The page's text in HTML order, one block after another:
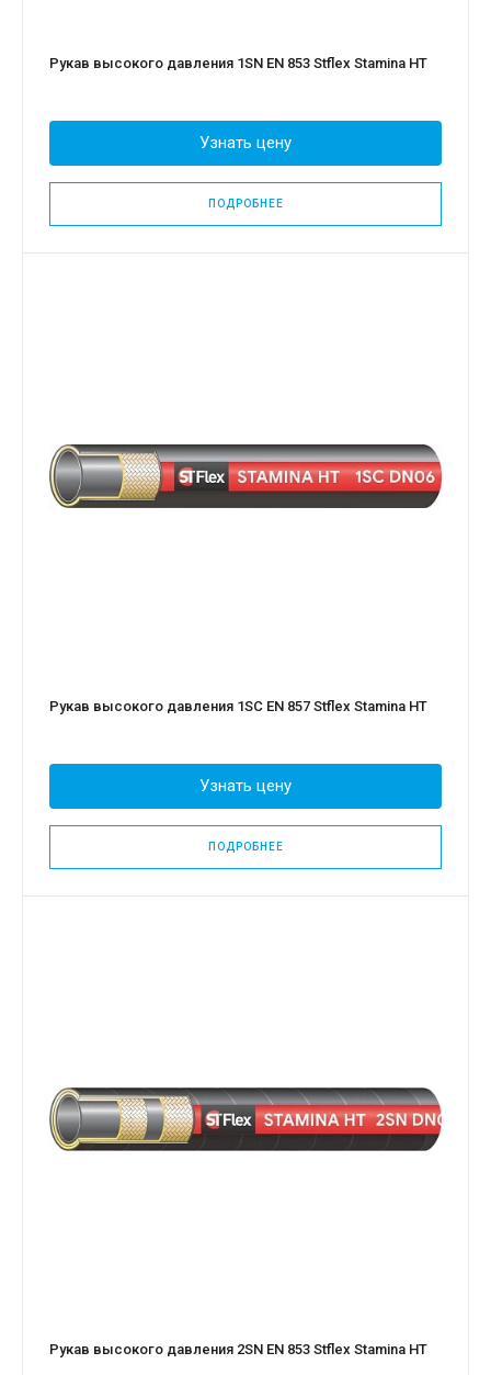
Рукав высокого давления 1SN EN 853 Stflex Stamina HT
Узнать цену
ПОДРОБНЕЕ
Рукав высокого давления 1SС EN 857 Stflex Stamina HT
Узнать цену
ПОДРОБНЕЕ
Рукав высокого давления 2SN EN 853 Stflex Stamina HT